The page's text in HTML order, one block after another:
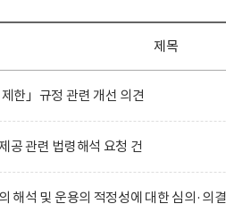
제목
한」규정 관련 개선 의견
공 관련 법령해석 요청 건
해석 및 운용의 적정성에 대한 심의·의결